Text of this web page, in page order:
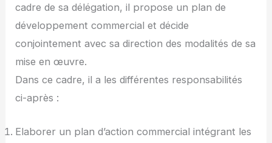
cadre de sa délégation, il propose un plan de
développement commercial et décide
conjointement avec sa direction des modalités de sa
mise en œuvre.
Dans ce cadre, il a les différentes responsabilités
ci-après :
Elaborer un plan d’action commercial intégrant les